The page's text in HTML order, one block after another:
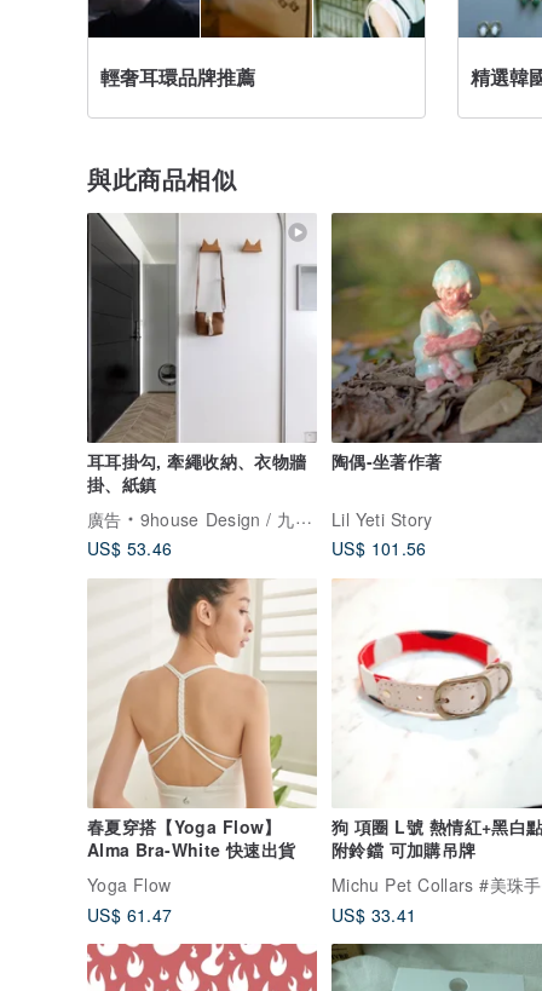
輕奢耳環品牌推薦 精選韓
與此商品相似
耳耳掛勾, 牽繩收納、衣物牆
掛、紙鎮
廣告
9house Design / 九窩設計
US$ 53.46
陶偶-坐著作著
Lil Yeti Story
US$ 101.56
春夏穿搭【Yoga Flow】
Alma Bra-White 快速出貨
Yoga Flow
US$ 61.47
狗 項圈 L號 熱情紅+黑白
附鈴鐺 可加購吊牌
Michu Pet Collars #美珠
US$ 33.41